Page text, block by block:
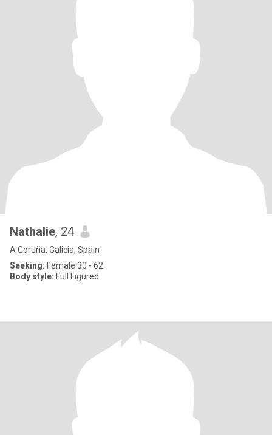
Nathalie, 24
A Coruña, Galicia, Spain
Seeking: Female 30 - 62
Body style: Full Figured